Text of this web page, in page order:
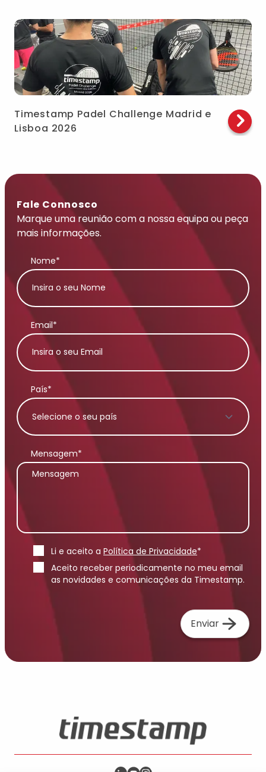
Timestamp Padel Challenge Madrid e
Lisboa 2026
Fale Connosco
Marque uma reunião com a nossa equipa ou peça
mais informações.
Nome*
Email*
País*
Mensagem*
Li e aceito a Política de Privacidade*
Aceito receber periodicamente no meu email
as novidades e comunicações da Timestamp.
Enviar